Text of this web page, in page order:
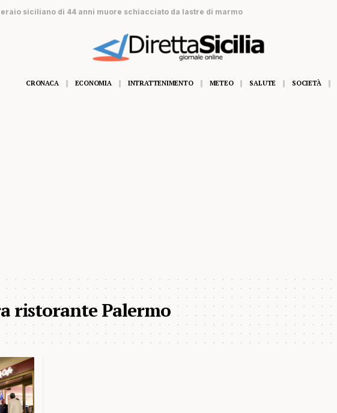
siciliano di 44 anni muore schiacciato da lastre di marmo
CRONACA ECONOMIA INTRATTENIMENTO METEO SALUTE SOCIETÀ
ristorante Palermo